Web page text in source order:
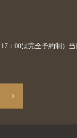
：00は完全予約制）